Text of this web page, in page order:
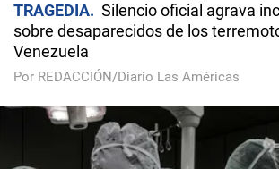
TRAGEDIA
Silencio oficial agrava
sobre desaparecidos de los
Venezuela
Por REDACCIÓN/Diario Las Américas